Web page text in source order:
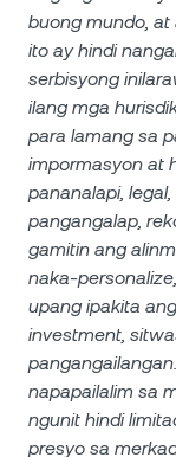
buong mundo,
ito ay hindi
serbisyong
ilang mga
para lamang sa
impormasyon at
pananalapi,
pangangalap,
gamitin ang
naka-
upang ipakita
investment,
napapailalim sa
ngunit hindi
presyo sa